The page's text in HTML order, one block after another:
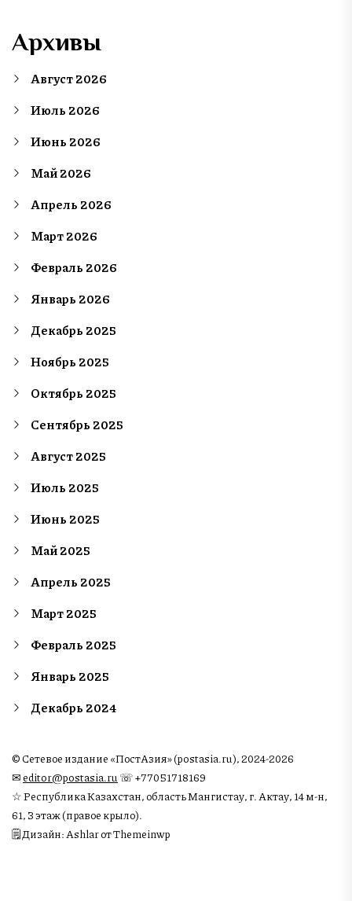
Архивы
Август 2026
Июль 2026
Июнь 2026
Май 2026
Апрель 2026
Март 2026
Февраль 2026
Январь 2026
Декабрь 2025
Ноябрь 2025
Октябрь 2025
Сентябрь 2025
Август 2025
Июль 2025
Июнь 2025
Май 2025
Апрель 2025
Март 2025
Февраль 2025
Январь 2025
Декабрь 2024
© Сетевое издание «ПостАзия» (postasia.ru), 2024-2026
✉︎editor@postasia.ru ☏ +77051718169
☆ Республика Казахстан, область Мангистау, г. Актау, 14 м-н,
61, 3 этаж (правое крыло).
🗒 Дизайн: Ashlar от Themeinwp